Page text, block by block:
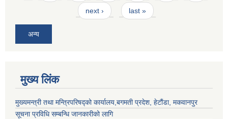
next › last »
अन्य
मुख्य लिंक
मुख्यमन्त्री तथा मन्त्रिपरिषद्को कार्यालय,बगमती प्रदेश, हेटौंडा, मकवानपुर
सूचना प्रविधि सम्बन्धि जानकारीको लागि